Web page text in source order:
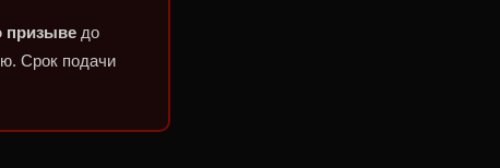
призыве до
Срок подачи